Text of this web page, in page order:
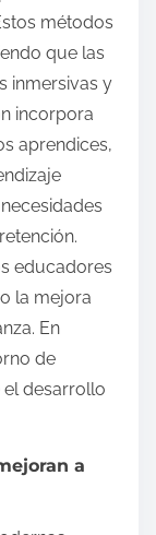
métodos
que las
inmersivas y
incorpora
aprendices,
educadores
la mejora
En
de
desarrollo
a